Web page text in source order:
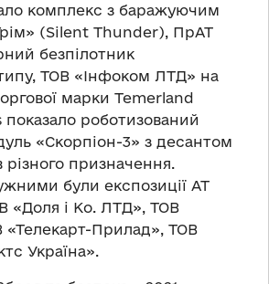
комплекс з баражуючим
(Silent Thunder), ПрАТ
безпілотник
ТОВ «Інфоком ЛТД» на
марки Temerland
роботизований
«Скорпіон-3» з десантом
призначення.
були експозиції АТ
«Доля і Ко. ЛТД», ТОВ
«Телекарт-Прилад», ТОВ
Україна».